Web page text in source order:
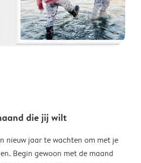
die jij wilt
nieuw jaar te wachten om met je
Begin gewoon met de maand